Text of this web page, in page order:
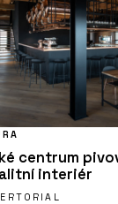
centrum
interiér